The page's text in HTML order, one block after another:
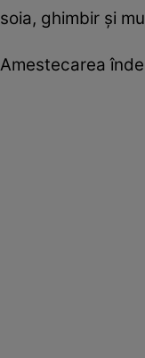
soia, ghimbir și
Amestecarea